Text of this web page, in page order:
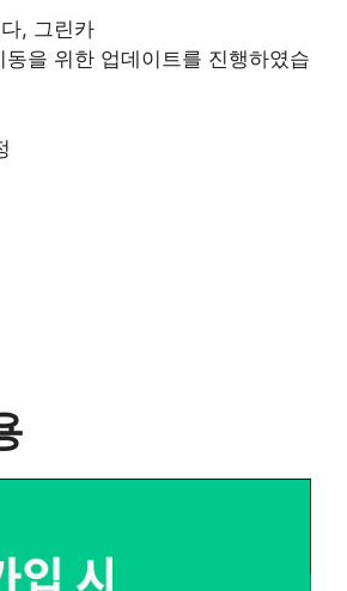
, 그린카
을 위한 업데이트를 진행하였습